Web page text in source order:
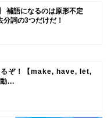
補語になるのは原形不定
詞の3つだけだ！
るぞ！【make, have, let,
...